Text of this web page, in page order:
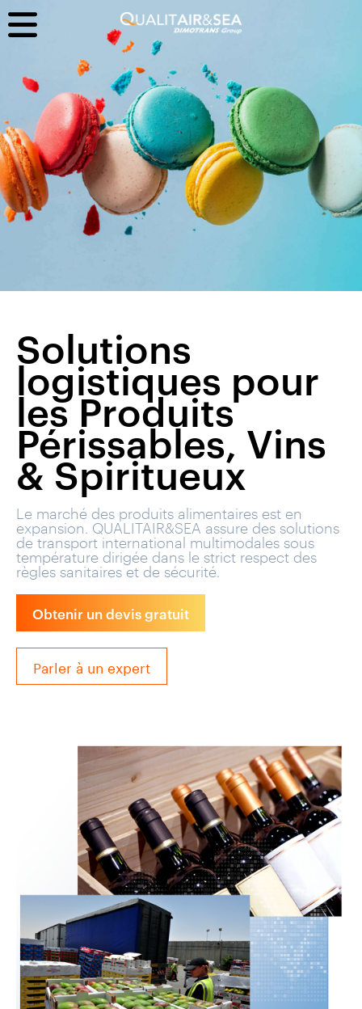
Solutions
logistiques pour
les Produits
Périssables, Vins
& Spiritueux
Le marché des produits alimentaires est en
expansion. QUALITAIR&SEA assure des solutions
de transport international multimodales sous
température dirigée dans le strict respect des
règles sanitaires et de sécurité.
Obtenir un devis gratuit
Parler à un expert